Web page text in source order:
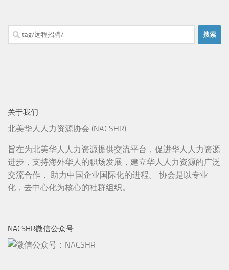
搜
索：
关于我们
北美华人人力资源协会 (NACSHR)
旨在为北美华人人力资源提供交流平台，促进华人人力资源
进步，支持海外华人的职场发展，建立华人人力资源的广泛
交流合作， 助力中国企业国际化的进程。 协会是以专业
化，去中心化为核心的社群组织。
NACSHR微信公众号